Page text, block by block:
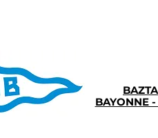
BAYONNE